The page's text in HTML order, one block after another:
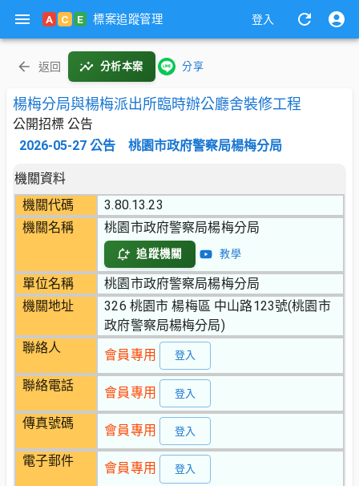
A C E 標案追蹤管理 登入
返回 分析本案 分享
楊梅分局與楊梅派出所臨時辦公廳舍裝修工程
公開招標 公告
2026-05-27 公告 桃園市政府警察局楊梅分局
機關資料
機關代碼
3.80.13.23
機關名稱
桃園市政府警察局楊梅分局
追蹤機關 教學
單位名稱
桃園市政府警察局楊梅分局
機關地址
326 桃園市 楊梅區 中山路123號(桃園市
政府警察局楊梅分局)
聯絡人
會員專用 登入
聯絡電話 會員專用 登入
傳真號碼 會員專用 登入
電子郵件 會員專用 登入